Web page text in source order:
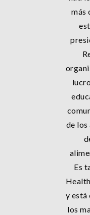
más
de
Es
y está
los